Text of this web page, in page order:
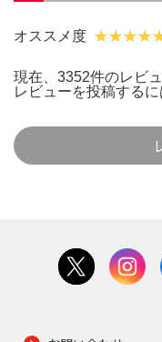
オススメ度
現在、3352件のレビ
レビューを投稿するに